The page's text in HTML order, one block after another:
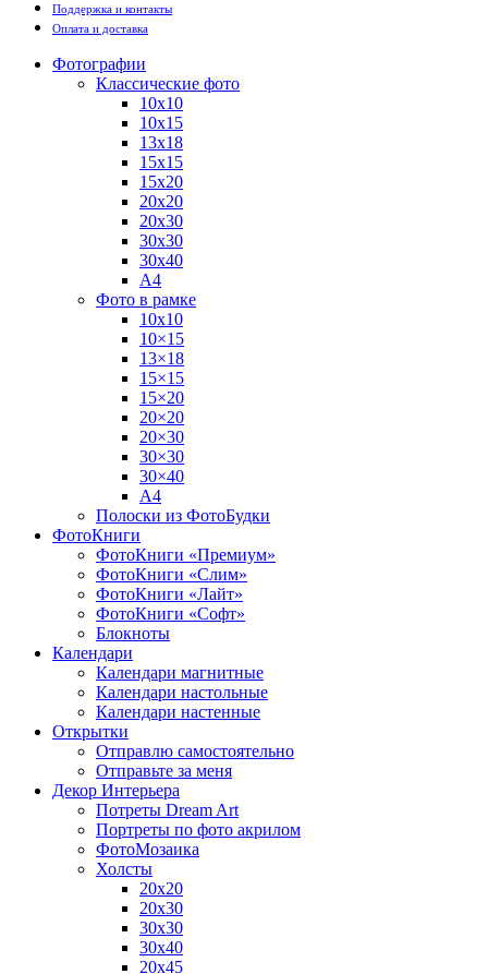
Поддержка и контакты
Оплата и доставка
Фотографии
Классические фото
10х10
10х15
13х18
15х15
15х20
20х20
20х30
30х30
30х40
А4
Фото в рамке
10х10
10×15
13×18
15×15
15×20
20×20
20×30
30×30
30×40
A4
Полоски из ФотоБудки
ФотоКниги
ФотоКниги «Премиум»
ФотоКниги «Слим»
ФотоКниги «Лайт»
ФотоКниги «Софт»
Блокноты
Календари
Календари магнитные
Календари настольные
Календари настенные
Открытки
Отправлю самостоятельно
Отправьте за меня
Декор Интерьера
Потреты Dream Art
Портреты по фото акрилом
ФотоМозаика
Холсты
20х20
20х30
30х30
30х40
20х45